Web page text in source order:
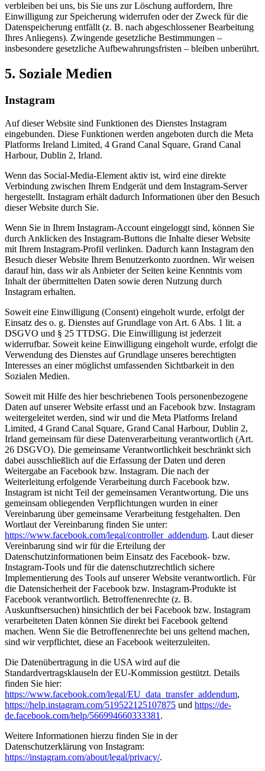
verbleiben bei uns, bis Sie uns zur Löschung auffordern, Ihre
Einwilligung zur Speicherung widerrufen oder der Zweck für die
Datenspeicherung entfällt (z. B. nach abgeschlossener Bearbeitung
Ihres Anliegens). Zwingende gesetzliche Bestimmungen –
insbesondere gesetzliche Aufbewahrungsfristen – bleiben unberührt.
5. Soziale Medien
Instagram
Auf dieser Website sind Funktionen des Dienstes Instagram
eingebunden. Diese Funktionen werden angeboten durch die Meta
Platforms Ireland Limited, 4 Grand Canal Square, Grand Canal
Harbour, Dublin 2, Irland.
Wenn das Social-Media-Element aktiv ist, wird eine direkte
Verbindung zwischen Ihrem Endgerät und dem Instagram-Server
hergestellt. Instagram erhält dadurch Informationen über den Besuch
dieser Website durch Sie.
Wenn Sie in Ihrem Instagram-Account eingeloggt sind, können Sie
durch Anklicken des Instagram-Buttons die Inhalte dieser Website
mit Ihrem Instagram-Profil verlinken. Dadurch kann Instagram den
Besuch dieser Website Ihrem Benutzerkonto zuordnen. Wir weisen
darauf hin, dass wir als Anbieter der Seiten keine Kenntnis vom
Inhalt der übermittelten Daten sowie deren Nutzung durch
Instagram erhalten.
Soweit eine Einwilligung (Consent) eingeholt wurde, erfolgt der
Einsatz des o. g. Dienstes auf Grundlage von Art. 6 Abs. 1 lit. a
DSGVO und § 25 TTDSG. Die Einwilligung ist jederzeit
widerrufbar. Soweit keine Einwilligung eingeholt wurde, erfolgt die
Verwendung des Dienstes auf Grundlage unseres berechtigten
Interesses an einer möglichst umfassenden Sichtbarkeit in den
Sozialen Medien.
Soweit mit Hilfe des hier beschriebenen Tools personenbezogene
Daten auf unserer Website erfasst und an Facebook bzw. Instagram
weitergeleitet werden, sind wir und die Meta Platforms Ireland
Limited, 4 Grand Canal Square, Grand Canal Harbour, Dublin 2,
Irland gemeinsam für diese Datenverarbeitung verantwortlich (Art.
26 DSGVO). Die gemeinsame Verantwortlichkeit beschränkt sich
dabei ausschließlich auf die Erfassung der Daten und deren
Weitergabe an Facebook bzw. Instagram. Die nach der
Weiterleitung erfolgende Verarbeitung durch Facebook bzw.
Instagram ist nicht Teil der gemeinsamen Verantwortung. Die uns
gemeinsam obliegenden Verpflichtungen wurden in einer
Vereinbarung über gemeinsame Verarbeitung festgehalten. Den
Wortlaut der Vereinbarung finden Sie unter:
https://www.facebook.com/legal/controller_addendum. Laut dieser
Vereinbarung sind wir für die Erteilung der
Datenschutzinformationen beim Einsatz des Facebook- bzw.
Instagram-Tools und für die datenschutzrechtlich sichere
Implementierung des Tools auf unserer Website verantwortlich. Für
die Datensicherheit der Facebook bzw. Instagram-Produkte ist
Facebook verantwortlich. Betroffenenrechte (z. B.
Auskunftsersuchen) hinsichtlich der bei Facebook bzw. Instagram
verarbeiteten Daten können Sie direkt bei Facebook geltend
machen. Wenn Sie die Betroffenenrechte bei uns geltend machen,
sind wir verpflichtet, diese an Facebook weiterzuleiten.
Die Datenübertragung in die USA wird auf die
Standardvertragsklauseln der EU-Kommission gestützt. Details
finden Sie hier:
https://www.facebook.com/legal/EU_data_transfer_addendum,
https://help.instagram.com/519522125107875 und https://de-
de.facebook.com/help/566994660333381 .
Weitere Informationen hierzu finden Sie in der
Datenschutzerklärung von Instagram:
https://instagram.com/about/legal/privacy/.